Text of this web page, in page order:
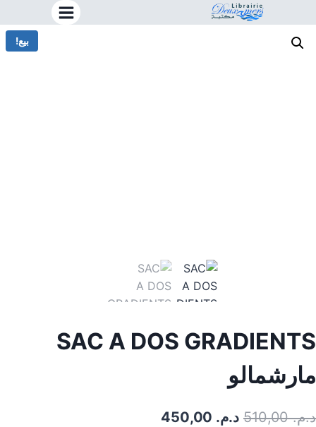
إلى
المحتوى
بيع!
SAC A DOS GRADIENTS
مارشمالو
د.م.510,00
كان
د.م.